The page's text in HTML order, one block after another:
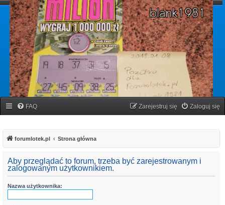
forumlotek.pl
Forum gier liczbowych
FAQ Zaloguj się
Zarejestruj się
forumlotek.pl Strona główna
Aby przeglądać to forum, trzeba być zarejestrowanym i
zalogowanym użytkownikiem.
Nazwa użytkownika: